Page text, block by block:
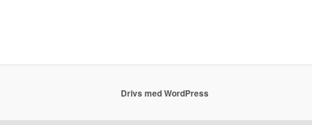
Drivs med WordPress